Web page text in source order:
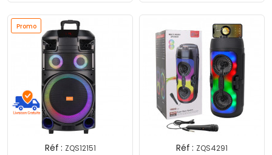
Promo
Réf : ZQS12151 Réf : ZQS4291